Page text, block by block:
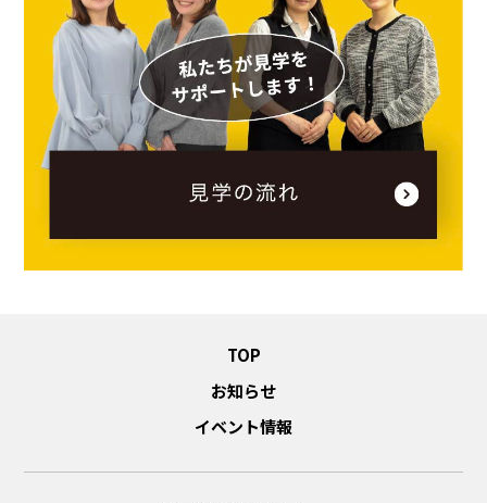
TOP
お知らせ
イベント情報